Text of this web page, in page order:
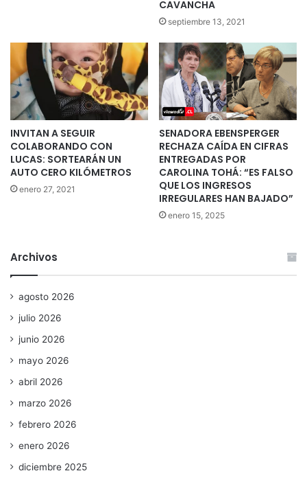
CAVANCHA
septiembre 13, 2021
INVITAN A SEGUIR
COLABORANDO CON
LUCAS: SORTEARÁN UN
AUTO CERO KILÓMETROS
enero 27, 2021
SENADORA EBENSPERGER
RECHAZA CAÍDA EN CIFRAS
ENTREGADAS POR
CAROLINA TOHÁ: “ES FALSO
QUE LOS INGRESOS
IRREGULARES HAN BAJADO”
enero 15, 2025
Archivos
agosto 2026
julio 2026
junio 2026
mayo 2026
abril 2026
marzo 2026
febrero 2026
enero 2026
diciembre 2025